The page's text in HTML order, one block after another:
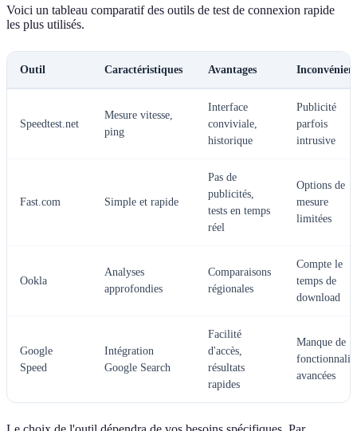
Voici un tableau comparatif des outils de test de connexion rapide
les plus utilisés.
Outil Caractéristiques Avantages
Speedtest.net
Mesure vitesse,
ping
Interface
conviviale,
historique
Publicité
parfois
intrusive
Fast.com Simple et rapide
Pas de
publicités,
tests en temps
réel
Options de
mesure
limitées
Ookla
Analyses
approfondies
Comparaisons
régionales
Compte le
temps de
download
Google
Speed
Intégration
Google Search
Facilité
d'accès,
résultats
rapides
Manque de
avancées